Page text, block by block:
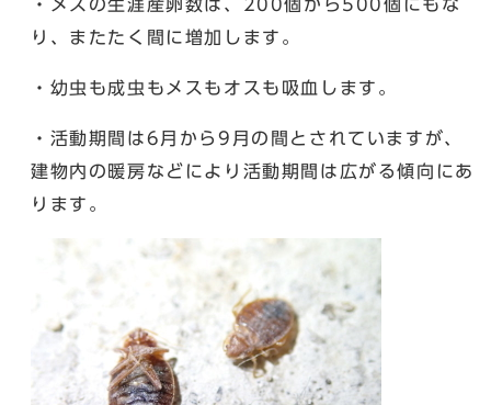
・メスの生涯産卵数は、200個から500個にもな
り、またたく間に増加します。
・幼虫も成虫もメスもオスも吸血します。
・活動期間は6月から9月の間とされていますが、
建物内の暖房などにより活動期間は広がる傾向にあ
ります。